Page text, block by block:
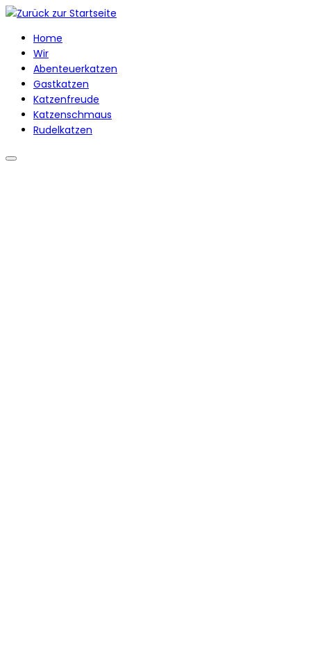
Zum
springenHome
Wir
Abenteuerkatzen
Gastkatzen
Katzenfreude
Katzenschmaus
Rudelkatzen